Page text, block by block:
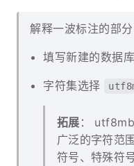
解释一波标注的部分
填写新建的数据库
字符集选择
拓展 ：
广泛的字符范
符号、特殊符